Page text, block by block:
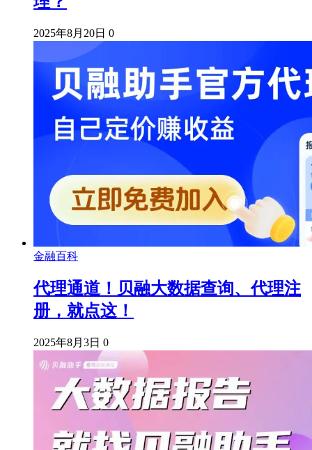
2025年8月20日 0
金融百科
代理通道！贝融大数据查询、代理注
册，就点这！
2025年8月3日 0